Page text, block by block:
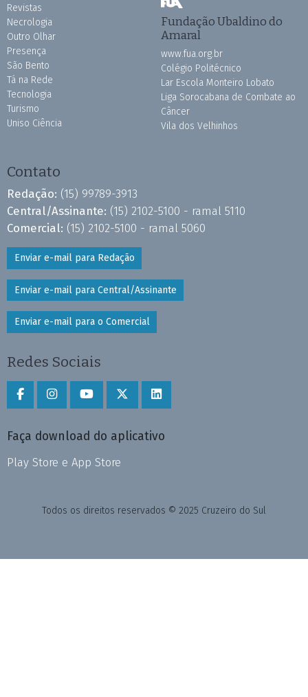
Revistas
Necrologia
Outro Olhar
Presença
São Bento
Tá na Rede
Tecnologia
Turismo
Uniso Ciência
Fundação Ubaldino do
Amaral
www.fua.org.br
Colégio Politécnico
Lar Escola Monteiro Lobato
Liga Sorocabana de Combate ao
Câncer
Vila dos Velhinhos
Contato
Redação: (15) 99789-3913
Central/Assinante: (15) 2102-5100 - ramal 5110
Comercial: (15) 2102-5100 - ramal 5060
Enviar e-mail para Redação
Enviar e-mail para Central/Assinante
Enviar e-mail para o Comercial
Redes Sociais
Faça download do aplicativo
Play Store e App Store
Todos os direitos reservados © 2025 Cruzeiro do Sul